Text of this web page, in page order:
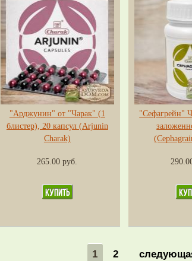
"Арджунин" от "Чарак" (1
блистер), 20 капсул (Arjunin
Charak)
265.00 руб.
"Сефагрейн"
1 2